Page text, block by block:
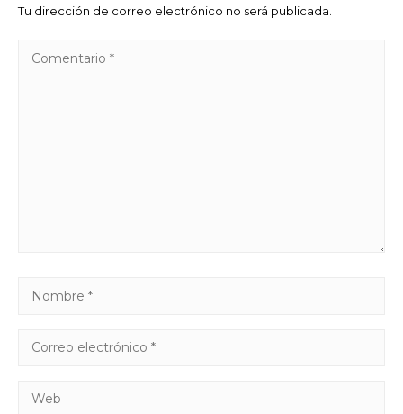
Tu dirección de correo electrónico no será publicada.